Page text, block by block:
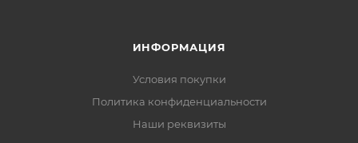
ИНФОРМАЦИЯ
Условия покупки
Политика конфиденциальности
Наши реквизиты